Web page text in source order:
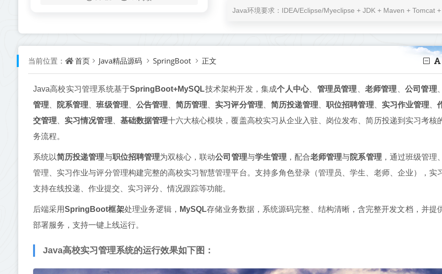
Java环境要求：IDEA/Eclipse/Myeclipse + JDK + Maven + Tomcat
当前位置： 首页 Java精品源码 SpringBoot 正文
Java高校实习管理系统基于SpringBoot+MySQL技术架构开发，集成个人中心、 管理员管理 老师管理 公司管理
管理
院系管理 、班级管理 公告管理 、简历管理 、实习评分管理 简历投递管理 、职位招聘管理 实习作业管理 、
交管理 、实习情况管理 基础数据管理十六大核心模块，覆盖高校实习从企业入驻、岗位发布、简历投递到实习考核
务流程。
系统以简历投递管理与职位招聘管理为双核心，联动公司管理与学生管理 ，配合老师管理与院系管理 ，通过班级管理
管理、实习作业与评分管理构建完整的高校实习智慧管理平台。支持多角色登录（管理员、学生、老师、企业），实
支持在线投递、作业提交、实习评分、情况跟踪等功能。
后端采用SpringBoot框架处理业务逻辑， MySQL存储业务数据，系统源码完整、结构清晰，含完整开发文档，并提
部署服务，支持一键上线运行。
Java高校实习管理系统的运行效果如下图：